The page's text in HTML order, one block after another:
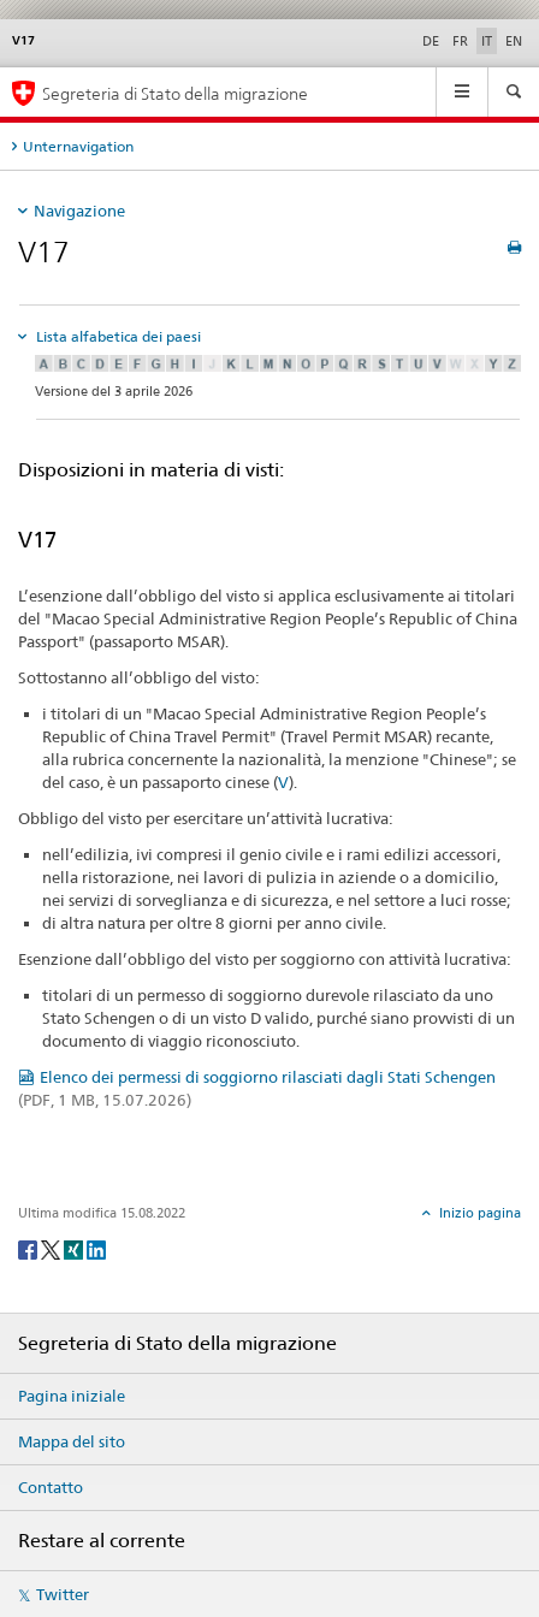
V17 DE FR IT EN
Service
Navigation
Segreteria di Stato della migrazione
Unternavigation
Navigazione
V17
Lista alfabetica dei paesi
Versione del 3 aprile 2026
Disposizioni in materia di visti:
V17
L’esenzione dall’obbligo del visto si applica esclusivamente ai titolari
del "Macao Special Administrative Region People’s Republic of China
Passport" (passaporto MSAR).
Sottostanno all’obbligo del visto:
i titolari di un "Macao Special Administrative Region People’s
Republic of China Travel Permit" (Travel Permit MSAR) recante,
alla rubrica concernente la nazionalità, la menzione "Chinese"; se
del caso, è un passaporto cinese (V).
Obbligo del visto per esercitare un’attività lucrativa:
nell’edilizia, ivi compresi il genio civile e i rami edilizi accessori,
nella ristorazione, nei lavori di pulizia in aziende o a domicilio,
nei servizi di sorveglianza e di sicurezza, e nel settore a luci rosse;
di altra natura per oltre 8 giorni per anno civile.
Esenzione dall’obbligo del visto per soggiorno con attività lucrativa:
titolari di un permesso di soggiorno durevole rilasciato da uno
Stato Schengen o di un visto D valido, purché siano provvisti di un
documento di viaggio riconosciuto.
Elenco dei permessi di soggiorno rilasciati dagli Stati Schengen
(PDF, 1 MB, 15.07.2026)
Ultima modifica 15.08.2022 Inizio pagina
Social
Segreteria di Stato della migrazione
Pagina iniziale
Mappa del sito
Contatto
Restare al corrente
mediaTwitter